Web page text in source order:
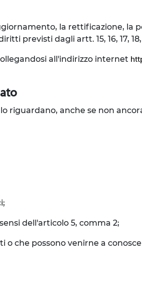
la rettificazione, la
dagli artt. 15, 16, 17, 18,
all'indirizzo internet
riguardano, anche se non
dell'articolo 5, comma 2;
che possono venirne a